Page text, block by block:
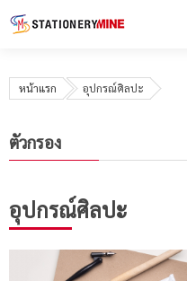
หน้าแรก อุปกรณ์ศิลปะ
อุปกรณ์ศิลปะ
ตัวกรอง